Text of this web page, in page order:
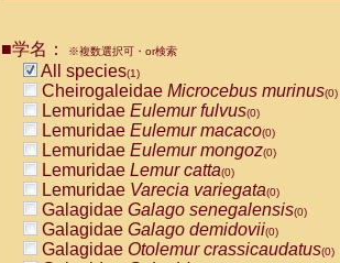
CebidaeCebus nigrivittatus
CebidaeCebus
CebidaeSaimiri boliviensis(0)
CebidaeSaimiri sciureus(0)
AtelidaeAlouatta caraya(0)
AtelidaeAlouatta fusca(0)
AtelidaeAlouatta seniculus
AtelidaeAlouattaspp.(0)
AtelidaeAteles belzebuth(0)
AtelidaeAteles geoffroyi(0)
AtelidaeAteles paniscus(0)
■学名： ※複数選択可・or検索
All species(1)
Cheirogaleidae Microcebus murinus(0)
Lemuridae Eulemur fulvus(0)
Lemuridae Eulemur macaco(0)
Lemuridae Eulemur mongoz(0)
Lemuridae Lemur catta(0)
Lemuridae Varecia variegata(0)
Galagidae Galago senegalensis(0)
Galagidae Galago demidovii(0)
Galagidae Otolemur crassicaudatus(0)